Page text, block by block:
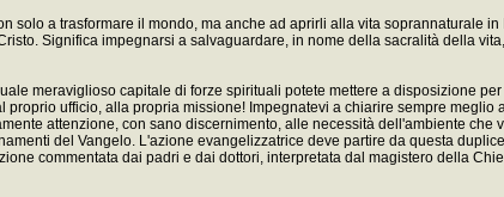
a trasformare il mondo, ma anche ad aprirli alla vita soprannaturale
Significa impegnarsi a salvaguardare, in nome della sacralità della
meraviglioso capitale di forze spirituali potete mettere a disposizione
ufficio, alla propria missione! Impegnatevi a chiarire sempre
attenzione, con sano discernimento, alle necessità dell'ambiente
del Vangelo. L'azione evangelizzatrice deve partire da questa
commentata dai padri e dai dottori, interpretata dal magistero della